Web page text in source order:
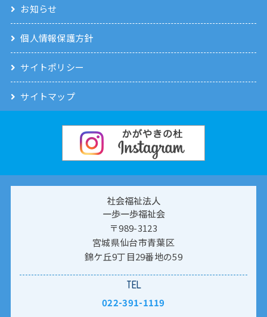
お知らせ
個人情報保護方針
サイトポリシー
サイトマップ
社会福祉法人
一歩一歩福祉会
〒989-3123
宮城県仙台市青葉区
錦ケ丘9丁目29番地の59
TEL
022-391-1119